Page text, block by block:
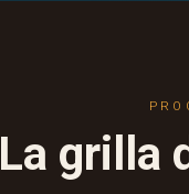
La grilla